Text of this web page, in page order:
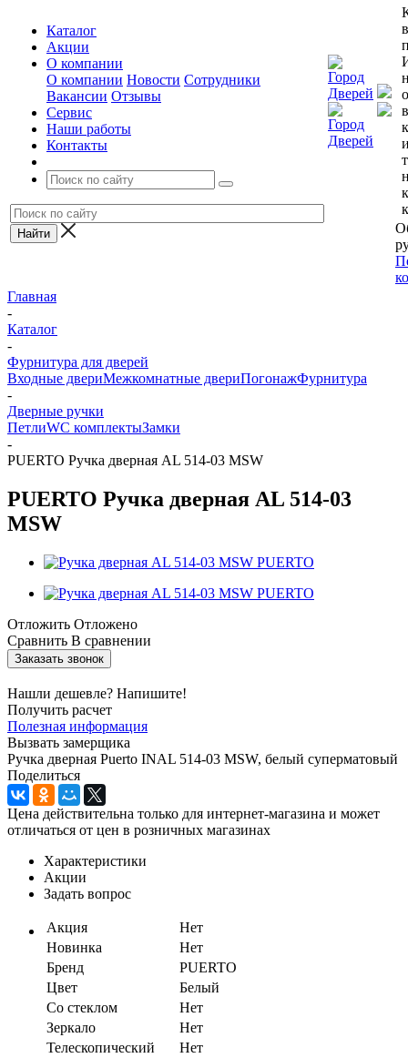
Каталог
Акции
О компании
О компании Новости Сотрудники
Вакансии Отзывы
Сервис
Наши работы
Контакты
Главная
-
Каталог
-
Фурнитура для дверей
Входные двериМежкомнатные двериПогонажФурнитура
-
Дверные ручки
ПетлиWC комплектыЗамки
-
PUERTO Ручка дверная AL 514-03 MSW
PUERTO Ручка дверная AL 514-03
MSW
Отложить Отложено
Сравнить В сравнении
Заказать звонок
Нашли дешевле? Напишите!
Получить расчет
Полезная информация
Вызвать замерщика
Ручка дверная Puerto INAL 514-03 MSW, белый суперматовый
Поделиться
Цена действительна только для интернет-магазина и может
отличаться от цен в розничных магазинах
Характеристики
Акции
Задать вопрос
Акция
Нет
Новинка
Нет
Бренд
PUERTO
Цвет
Белый
Со стеклом
Нет
Зеркало
Нет
Телескопический
Нет